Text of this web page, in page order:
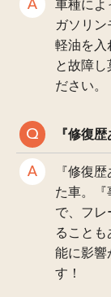
車種によ
ガソリ
軽油を入
と故障し
ださい。
『修復
『修復
た車。『
で、フレ
ること
能に影響
す！